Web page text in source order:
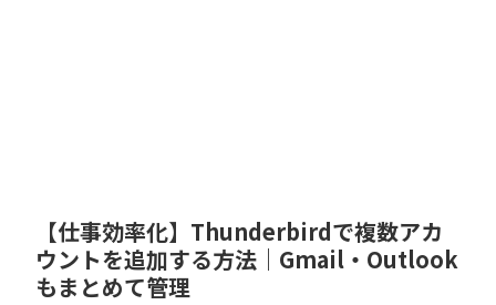
【仕事効率化】Thunderbirdで複数アカ
ウントを追加する方法｜Gmail・Outlook
もまとめて管理